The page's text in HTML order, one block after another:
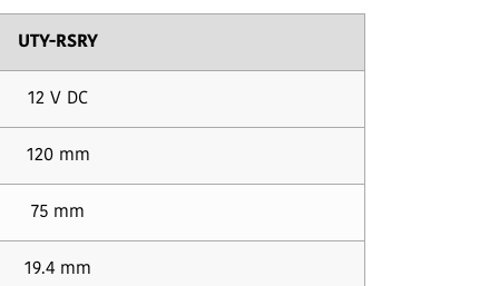
UTY-RSRY
12 V DC
120 mm
75 mm
19.4 mm